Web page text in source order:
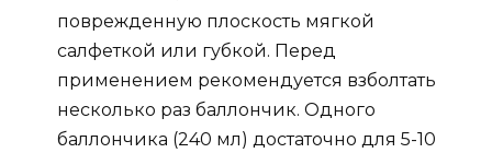
поврежденную плоскость мягкой
салфеткой или губкой. Перед
применением рекомендуется взболтать
несколько раз баллончик. Одного
баллончика (240 мл) достаточно для 5-10